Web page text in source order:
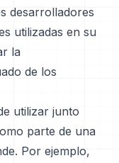
desarrolladores
utilizadas en su
la
de los
utilizar junto
parte de una
Por ejemplo,